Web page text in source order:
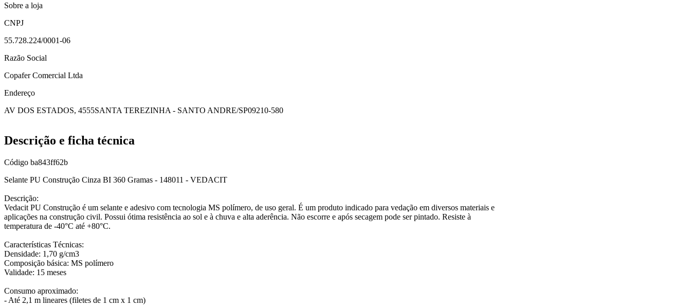
Sobre a loja
CNPJ
55.728.224/0001-06
Razão Social
Copafer Comercial Ltda
Endereço
AV DOS ESTADOS, 4555SANTA TEREZINHA - SANTO ANDRE/SP09210-580
Descrição e ficha técnica
Código ba843ff62b
Selante PU Construção Cinza BI 360 Gramas - 148011 - VEDACIT
Descrição:
Vedacit PU Construção é um selante e adesivo com tecnologia MS polímero, de uso geral. É um produto indicado para vedação em diversos materiais e
aplicações na construção civil. Possui ótima resistência ao sol e à chuva e alta aderência. Não escorre e após secagem pode ser pintado. Resiste à
temperatura de -40°C até +80°C.
Características Técnicas:
Densidade: 1,70 g/cm3
Composição básica: MS polímero
Validade: 15 meses
Consumo aproximado:
- Até 2,1 m lineares (filetes de 1 cm x 1 cm)